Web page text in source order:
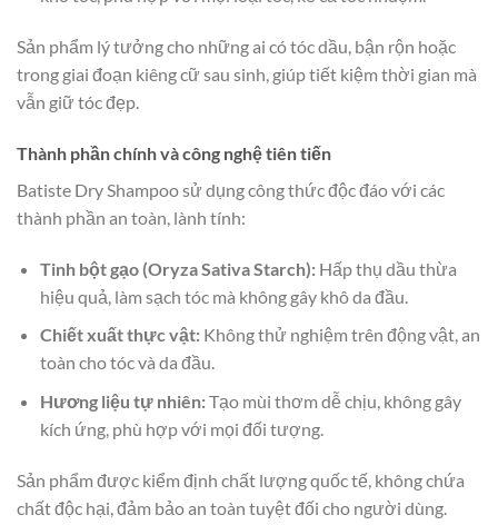
Sản phẩm lý tưởng cho những ai có tóc dầu, bận rộn hoặc
trong giai đoạn kiêng cữ sau sinh, giúp tiết kiệm thời gian mà
vẫn giữ tóc đẹp.
Thành phần chính và công nghệ tiên tiến
Batiste Dry Shampoo sử dụng công thức độc đáo với các
thành phần an toàn, lành tính:
Tinh bột gạo (Oryza Sativa Starch):Hấp thụ dầu thừa
hiệu quả, làm sạch tóc mà không gây khô da đầu.
Chiết xuất thực vật:Không thử nghiệm trên động vật, an
toàn cho tóc và da đầu.
Hương liệu tự nhiên:Tạo mùi thơm dễ chịu, không gây
kích ứng, phù hợp với mọi đối tượng.
Sản phẩm được kiểm định chất lượng quốc tế, không chứa
chất độc hại, đảm bảo an toàn tuyệt đối cho người dùng.